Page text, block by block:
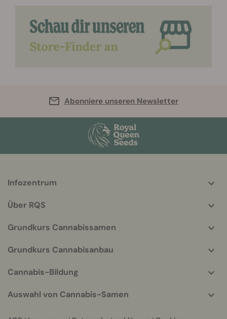
Abonniere unseren Newsletter
More
info
Infozentrum
Über RQS
Grundkurs Cannabissamen
Grundkurs Cannabisanbau
Cannabis-Bildung
Auswahl von Cannabis-Samen